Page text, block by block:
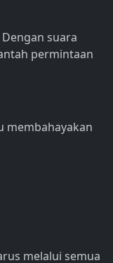
suara
permintaan
membahayakan
melalui semua